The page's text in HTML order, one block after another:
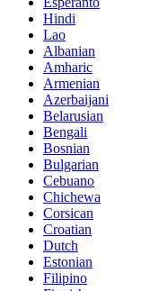
Hindi
Lao
Albanian
Amharic
Armenian
Azerbaijani
Belarusian
Bengali
Bosnian
Bulgarian
Cebuano
Chichewa
Corsican
Croatian
Dutch
Estonian
Filipino